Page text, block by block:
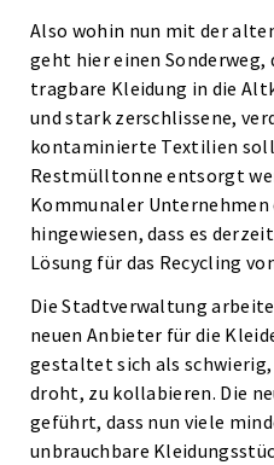
Also wohin nun mit der
geht hier einen Sonderweg,
tragbare Kleidung in die
und stark zerschlissene,
kontaminierte Textilien
Restmülltonne entsorgt
Kommunaler Unternehmen
hingewiesen, dass es
Lösung für das Recycling
Die Stadtverwaltung
neuen Anbieter für die
gestaltet sich als schwierig,
droht, zu kollabieren. Die
geführt, dass nun viele
unbrauchbare